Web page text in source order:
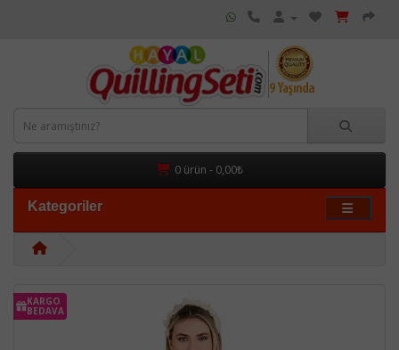
0 ürün - 0,00₺
Kategoriler
KARGO
BEDAVA